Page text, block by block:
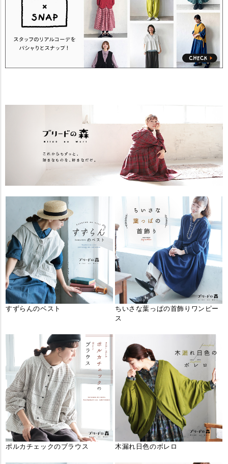
すずらんのベスト
ちいさな葉っぱの首飾りワンピー
ス
ポルカチェックのブラウス 木漏れ日色のボレロ